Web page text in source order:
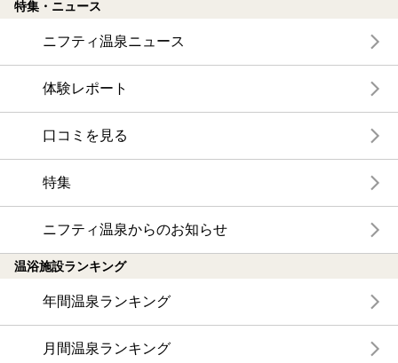
特集・ニュース
ニフティ温泉ニュース
体験レポート
口コミを見る
特集
ニフティ温泉からのお知らせ
温浴施設ランキング
年間温泉ランキング
月間温泉ランキング